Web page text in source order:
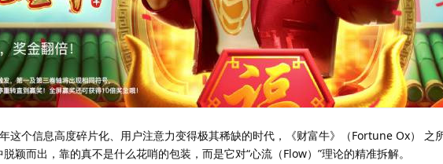
这个信息高度碎片化、用户注意力变得极其稀缺的时代，《财富牛》（Fortune Ox） 之
颖而出，靠的真不是什么花哨的包装，而是它对“心流（Flow）”理论的精准拆解。